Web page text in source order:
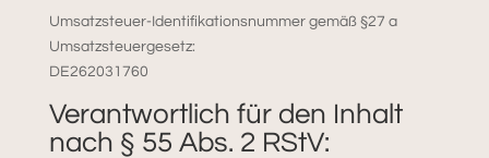
Umsatzsteuer-Identifikationsnummer gemäß §27 a
Umsatzsteuergesetz:
DE262031760
Verantwortlich für den Inhalt
nach § 55 Abs. 2 RStV: